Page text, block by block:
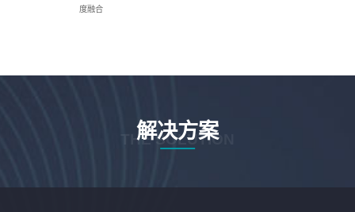
度融合
解决方案
THE SOLUTION